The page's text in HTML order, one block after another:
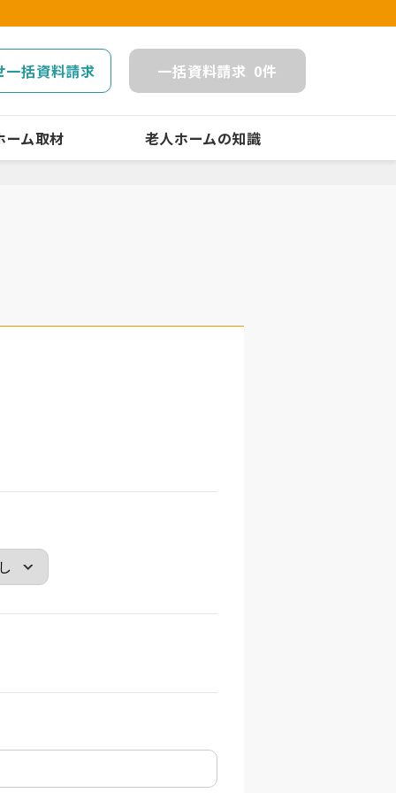
一括資料請求 一括資料請求 0件
ーム取材 老人ホームの知識